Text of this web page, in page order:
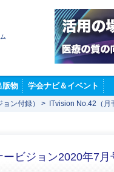
版物 学会ナビ＆イベント
ン付録） > ITvision No.42（
ビジョン2020年7月